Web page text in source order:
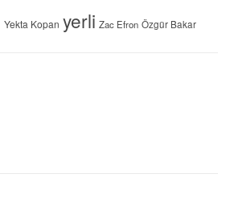
Yekta Kopan yerli Zac Efron Özgür Bakar